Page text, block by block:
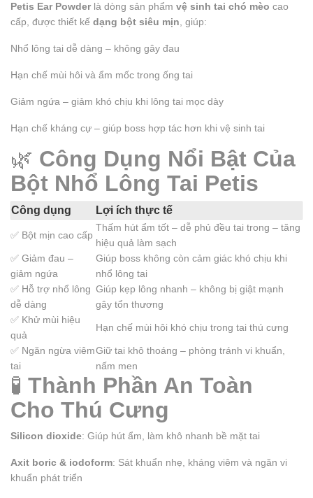
Petis Ear Powderlà dòng sản phẩm vệ sinh tai chó mèo cao
cấp, được thiết kế dạng bột siêu mịn , giúp:
Nhổ lông tai dễ dàng – không gây đau
Hạn chế mùi hôi và ẩm mốc trong ống tai
Giảm ngứa – giảm khó chịu khi lông tai mọc dày
Hạn chế kháng cự – giúp boss hợp tác hơn khi vệ sinh tai
🌿 Công Dụng Nổi Bật Của
Bột Nhổ Lông Tai Petis
Công dụng Lợi ích thực tế
✅ Bột mịn cao cấp
Thấm hút ẩm tốt – dễ phủ đều tai trong – tăng
hiệu quả làm sạch
✅ Giảm đau –
giảm ngứa
Giúp boss không còn cảm giác khó chịu khi
nhổ lông tai
✅ Hỗ trợ nhổ lông
dễ dàng
Giúp kẹp lông nhanh – không bị giật mạnh
gây tổn thương
✅ Khử mùi hiệu
quả
Hạn chế mùi hôi khó chịu trong tai thú cưng
✅ Ngăn ngừa viêm
tai
Giữ tai khô thoáng – phòng tránh vi khuẩn,
nấm men
🧪 Thành Phần An Toàn
Cho Thú Cưng
Silicon dioxide: Giúp hút ẩm, làm khô nhanh bề mặt tai
Axit boric & iodoform: Sát khuẩn nhẹ, kháng viêm và ngăn vi
khuẩn phát triển